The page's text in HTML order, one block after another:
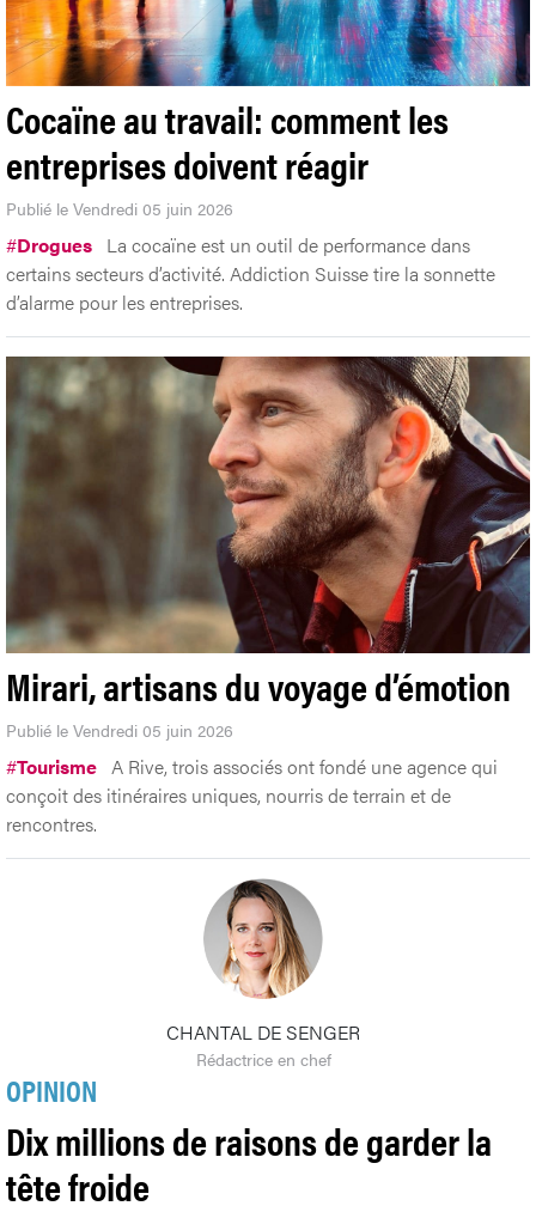
Cocaïne au travail: comment les
entreprises doivent réagir
Publié le Vendredi 05 juin 2026
#Drogues La cocaïne est un outil de performance dans
certains secteurs d’activité. Addiction Suisse tire la sonnette
d’alarme pour les entreprises.
Mirari, artisans du voyage d’émotion
Publié le Vendredi 05 juin 2026
#Tourisme A Rive, trois associés ont fondé une agence qui
conçoit des itinéraires uniques, nourris de terrain et de
rencontres.
CHANTAL DE SENGER
Rédactrice en chef
OPINION
Dix millions de raisons de garder la
tête froide